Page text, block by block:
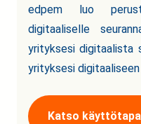
edpem luo
digitaaliselle
yrityksesi digitaalista
yrityksesi
Katso